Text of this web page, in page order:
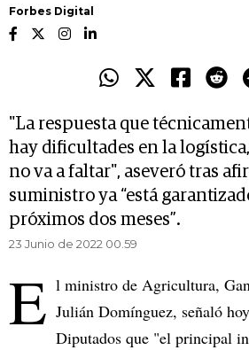
Forbes Digital
"La respuesta que
hay dificultades en la
no va a faltar", aseveró tras
suministro ya “está
próximos dos meses”.
23 Junio de 2022 00.59
E l ministro de Agricultura,
Julián Domínguez, señaló
Diputados que "el principal